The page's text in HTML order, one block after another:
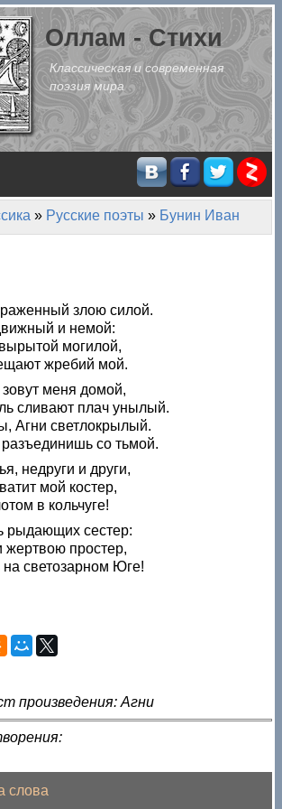
содержанию
Оллам - Стихи
Классическая и современная
поэзия мира
» Русские поэты » Бунин Иван
злою силой.
и немой:
могилой,
жребий мой.
меня домой,
сливают плач унылый.
Агни светлокрылый.
со тьмой.
недруги и други,
мой костер,
в кольчуге!
рыдающих сестер:
жертвою простер,
на светозарном Юге!
произведения: Агни
слова